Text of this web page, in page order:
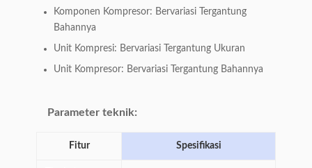
Komponen Kompresor: Bervariasi Tergantung
Bahannya
Unit Kompresi: Bervariasi Tergantung Ukuran
Unit Kompresor: Bervariasi Tergantung Bahannya
Parameter teknik:
Fitur Spesifikasi